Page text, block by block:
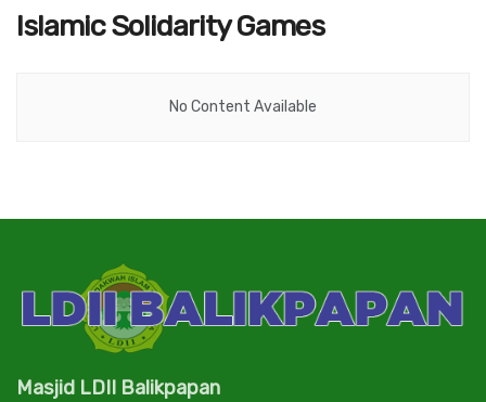
Islamic Solidarity Games
No Content Available
Masjid LDII Balikpapan